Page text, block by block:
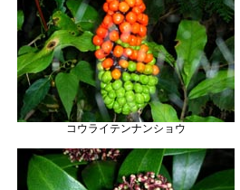
コウライテンナンショウ